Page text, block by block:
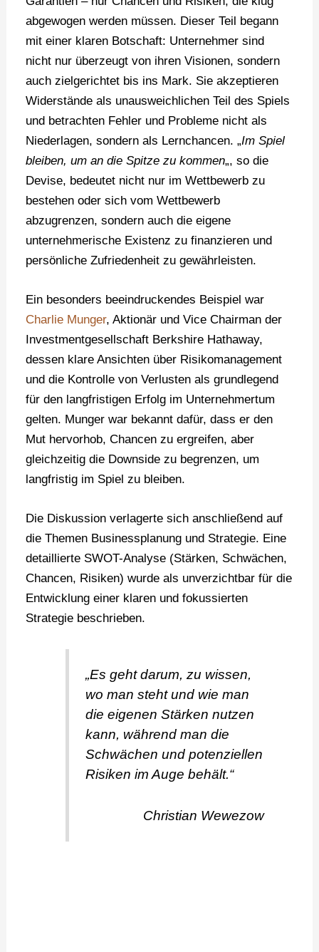
abgewogen werden müssen. Dieser Teil begann
mit einer klaren Botschaft: Unternehmer sind
nicht nur überzeugt von ihren Visionen, sondern
auch zielgerichtet bis ins Mark. Sie akzeptieren
Widerstände als unausweichlichen Teil des Spiels
und betrachten Fehler und Probleme nicht als
Niederlagen, sondern als Lernchancen. „Im Spiel
bleiben, um an die Spitze zu kommen„, so die
Devise, bedeutet nicht nur im Wettbewerb zu
bestehen oder sich vom Wettbewerb
abzugrenzen, sondern auch die eigene
unternehmerische Existenz zu finanzieren und
persönliche Zufriedenheit zu gewährleisten.
Ein besonders beeindruckendes Beispiel war
Charlie Munger, Aktionär und Vice Chairman der
Investmentgesellschaft Berkshire Hathaway,
dessen klare Ansichten über Risikomanagement
und die Kontrolle von Verlusten als grundlegend
für den langfristigen Erfolg im Unternehmertum
gelten. Munger war bekannt dafür, dass er den
Mut hervorhob, Chancen zu ergreifen, aber
gleichzeitig die Downside zu begrenzen, um
langfristig im Spiel zu bleiben.
Die Diskussion verlagerte sich anschließend auf
die Themen Businessplanung und Strategie. Eine
detaillierte SWOT-Analyse (Stärken, Schwächen,
Chancen, Risiken) wurde als unverzichtbar für die
Entwicklung einer klaren und fokussierten
Strategie beschrieben.
„Es geht darum, zu wissen,
wo man steht und wie man
die eigenen Stärken nutzen
kann, während man die
Schwächen und potenziellen
Risiken im Auge behält.“
Christian Wewezow